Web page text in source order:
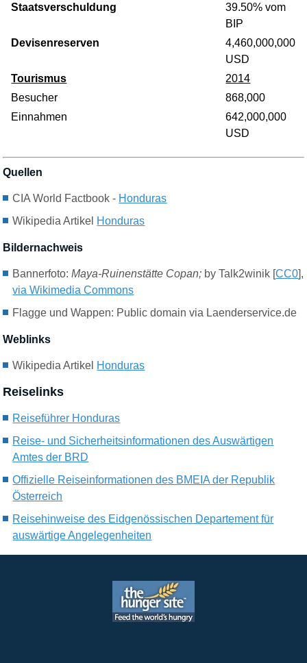
Staatsverschuldung
39.50% vom
BIP
Devisenreserven
4,460,000,000
USD
Tourismus
2014
Besucher
868,000
Einnahmen
642,000,000
USD
Quellen
CIA World Factbook - Honduras
Wikipedia Artikel Honduras
Bildernachweis
Bannerfoto: Maya-Ruinenstätte Copan; by Talk2winik [CC0],
via Wikimedia Commons
Flagge und Wappen: Public domain via Laenderservice.de
Weblinks
Wikipedia Artikel Honduras
Reiselinks
Reiseführer Honduras
Reise- und Sicherheitsinformationen des Auswärtigen
Amtes der BRD
Offizielle Reiseinformationen des BMEIA der Republik
Österreich
Reisehinweise des Eidgenössischen Departement für
auswärtige Angelegenheiten